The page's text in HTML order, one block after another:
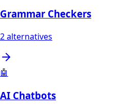
Grammar Checkers
2alternatives
🤖
AI Chatbots